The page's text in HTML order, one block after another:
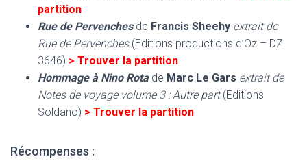
partition
Rue de Pervenchesde Francis Sheehy extrait de
Rue de Pervenches(Editions productions d’Oz – DZ
3646) > Trouver la partition
Hommage à Nino Rotade Marc Le Gars extrait de
Notes de voyage volume 3 : Autre part(Editions
Soldano) > Trouver la partition
Récompenses :